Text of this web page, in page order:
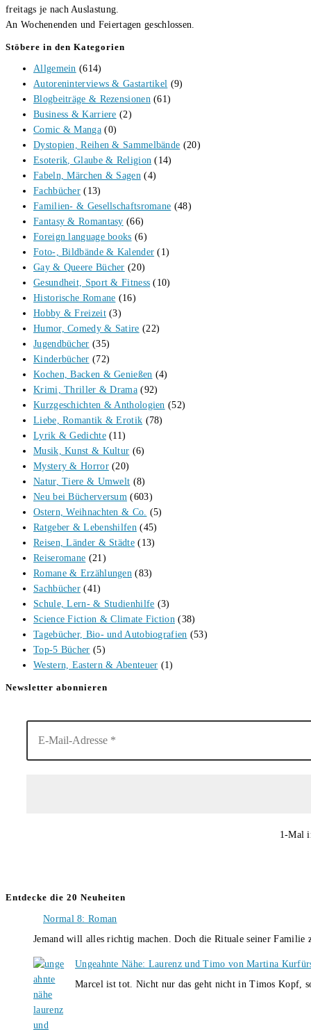
freitags je nach Auslastung.
An Wochenenden und Feiertagen geschlossen.
Stöbere in den Kategorien
Allgemein (614)
Autoreninterviews & Gastartikel (9)
Blogbeiträge & Rezensionen (61)
Business & Karriere (2)
Comic & Manga (0)
Dystopien, Reihen & Sammelbände (20)
Esoterik, Glaube & Religion (14)
Fabeln, Märchen & Sagen (4)
Fachbücher (13)
Familien- & Gesellschaftsromane (48)
Fantasy & Romantasy (66)
Foreign language books (6)
Foto-, Bildbände & Kalender (1)
Gay & Queere Bücher (20)
Gesundheit, Sport & Fitness (10)
Historische Romane (16)
Hobby & Freizeit (3)
Humor, Comedy & Satire (22)
Jugendbücher (35)
Kinderbücher (72)
Kochen, Backen & Genießen (4)
Krimi, Thriller & Drama (92)
Kurzgeschichten & Anthologien (52)
Liebe, Romantik & Erotik (78)
Lyrik & Gedichte (11)
Musik, Kunst & Kultur (6)
Mystery & Horror (20)
Natur, Tiere & Umwelt (8)
Neu bei Bücherversum (603)
Ostern, Weihnachten & Co. (5)
Ratgeber & Lebenshilfen (45)
Reisen, Länder & Städte (13)
Reiseromane (21)
Romane & Erzählungen (83)
Sachbücher (41)
Schule, Lern- & Studienhilfe (3)
Science Fiction & Climate Fiction (38)
Tagebücher, Bio- und Autobiografien (53)
Top-5 Bücher (5)
Western, Eastern & Abenteuer (1)
Newsletter abonnieren
1-Mal
Entdecke die 20 Neuheiten
Normal 8: Roman
Jemand will alles richtig machen. Doch die Rituale seiner
Ungeahnte Nähe: Laurenz und Timo von Martina
Marcel ist tot. Nicht nur das geht nicht in Timos Kopf,